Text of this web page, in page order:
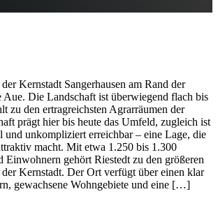
Kernstadt Sangerhausen am Rand der
Aue. Die Landschaft ist überwiegend flach bis
zu den ertragreichsten Agrarräumen der
prägt hier bis heute das Umfeld, zugleich ist
und unkompliziert erreichbar – eine Lage, die
macht. Mit etwa 1.250 bis 1.300
Einwohnern gehört Riestedt zu den größeren
Kernstadt. Der Ort verfügt über einen klar
gewachsene Wohngebiete und eine […]